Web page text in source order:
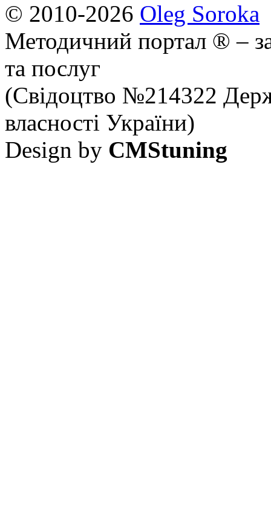
© 2010-2026 Oleg Soroka
Методичний портал ® –
та послуг
(Свідоцтво №214322
власності України)
Design by CMStuning